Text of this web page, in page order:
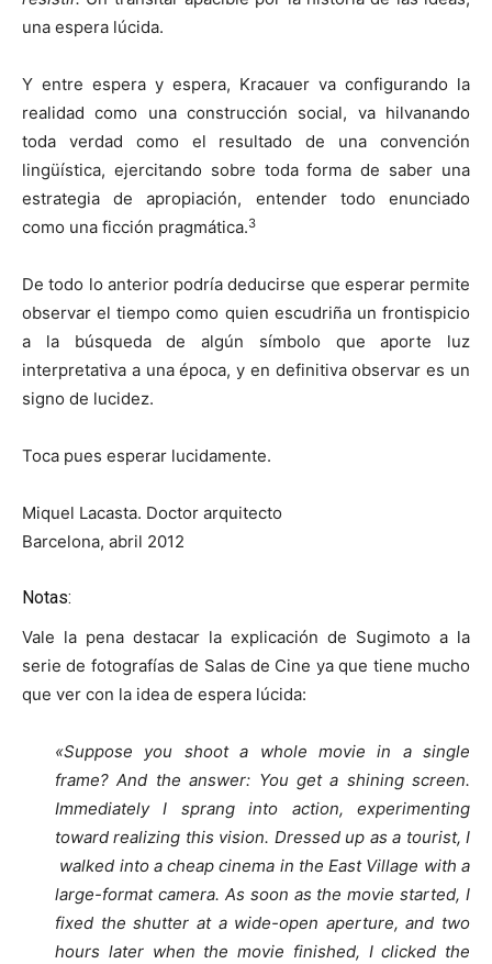
una espera lúcida.
Y entre espera y espera, Kracauer va configurando la
realidad como una construcción social, va hilvanando
toda verdad como el resultado de una convención
lingüística, ejercitando sobre toda forma de saber una
estrategia de apropiación, entender todo enunciado
como una ficción pragmática.3
De todo lo anterior podría deducirse que esperar permite
observar el tiempo como quien escudriña un frontispicio
a la búsqueda de algún símbolo que aporte luz
interpretativa a una época, y en definitiva observar es un
signo de lucidez.
Toca pues esperar lucidamente.
Miquel Lacasta. Doctor arquitecto
Barcelona, abril 2012
Notas:
Vale la pena destacar la explicación de Sugimoto a la
serie de fotografías de Salas de Cine ya que tiene mucho
que ver con la idea de espera lúcida:
«Suppose you shoot a whole movie in a single
frame?And the answer: You get a shining screen.
Immediately I sprang into action, experimenting
toward realizing this vision. Dressed up as a tourist, I
walked into a cheap cinema in the East Village with a
large-format camera. As soon as the movie started, I
fixed the shutter at a wide-open aperture, and two
hours later when the movie finished, I clicked the